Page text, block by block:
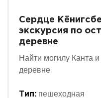
Сердце
экскурсия по
деревне
Найти могилу Канта
деревне
Тип: пешеходная